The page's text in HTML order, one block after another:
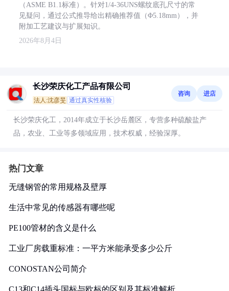
（ASME B1.1标准）。针对1/4-36UNS螺纹底孔尺寸的常
见疑问，通过公式推导给出精确推荐值（Φ5.18mm），并
附加工艺建议与扩展知识。
2026年8月4日
长沙荣庆化工产品有限公司
法人:沈彦旻 通过真实性核验
咨询 进店
长沙荣庆化工，2014年成立于长沙岳麓区，专营多种硫酸盐产
品，农业、工业等多领域应用，技术权威，经验深厚。
热门文章
无缝钢管的常用规格及壁厚
生活中常见的传感器有哪些呢
PE100管材的含义是什么
工业厂房载重标准：一平方米能承受多少公斤
CONOSTAN公司简介
C13和C14插头国标与欧标的区别及其标准解析